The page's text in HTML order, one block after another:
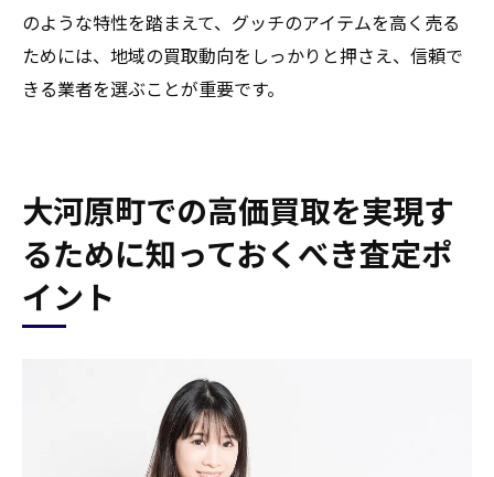
のような特性を踏まえて、グッチのアイテムを高く売る
ためには、地域の買取動向をしっかりと押さえ、信頼で
きる業者を選ぶことが重要です。
大河原町での高価買取を実現す
るために知っておくべき査定ポ
イント